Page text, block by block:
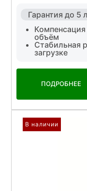
Гарантия до 5
объём
Стабильная
загрузке
ПОДРОБНЕЕ
В наличии